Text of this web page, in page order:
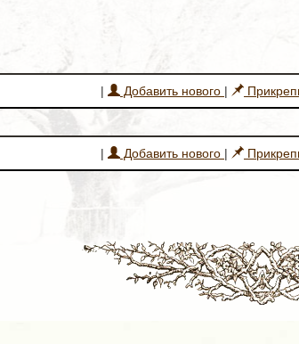
| Добавить нового |
| Добавить нового |